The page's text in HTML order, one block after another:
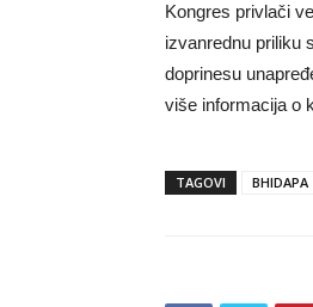
Kongres privlači
izvanrednu priliku
doprinesu
više informacija o
TAGOVI BHIDAPA